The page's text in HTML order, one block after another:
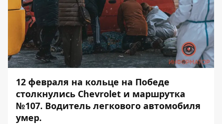
12 февраля на кольце на Победе
столкнулись Chevrolet и маршрутка
№107. Водитель легкового автомобиля
умер.